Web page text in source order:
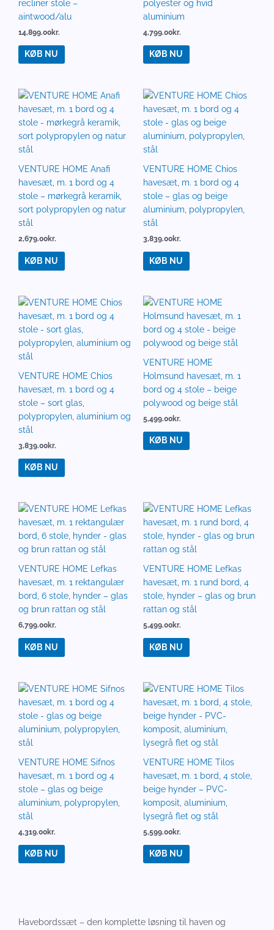
recliner stole –
aintwood/alu
14,899.00kr.
KØB NU
polyester og hvid
aluminium
4,799.00kr.
KØB NU
VENTURE HOME Anafi
havesæt, m. 1 bord og 4
stole – mørkegrå keramik,
sort polypropylen og natur
stål
2,679.00kr.
KØB NU
VENTURE HOME Chios
havesæt, m. 1 bord og 4
stole – glas og beige
aluminium, polypropylen,
stål
3,839.00kr.
KØB NU
VENTURE HOME Chios
havesæt, m. 1 bord og 4
stole – sort glas,
polypropylen, aluminium og
stål
3,839.00kr.
KØB NU
VENTURE HOME
Holmsund havesæt, m. 1
bord og 4 stole – beige
polywood og beige stål
5,499.00kr.
KØB NU
VENTURE HOME Lefkas
havesæt, m. 1 rektangulær
bord, 6 stole, hynder – glas
og brun rattan og stål
6,799.00kr.
KØB NU
VENTURE HOME Lefkas
havesæt, m. 1 rund bord, 4
stole, hynder – glas og brun
rattan og stål
5,499.00kr.
KØB NU
VENTURE HOME Sifnos
havesæt, m. 1 bord og 4
stole – glas og beige
aluminium, polypropylen,
stål
4,319.00kr.
KØB NU
VENTURE HOME Tilos
havesæt, m. 1 bord, 4 stole,
beige hynder – PVC-
komposit, aluminium,
lysegrå flet og stål
5,599.00kr.
KØB NU
Havebordssæt – den komplette løsning til haven og